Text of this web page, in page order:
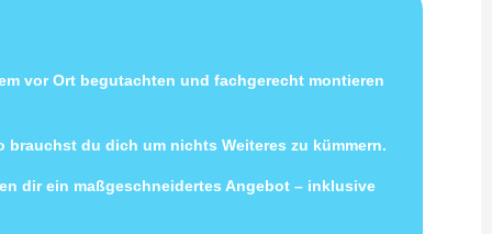
vor Ort begutachten und fachgerecht montieren
du dich um nichts Weiteres zu kümmern.
dir ein maßgeschneidertes Angebot – inklusive